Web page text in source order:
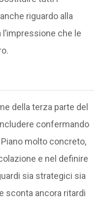
riguardo alla
che le
della terza parte del
confermando
molto concreto,
e nel definire
sia strategici sia
sconta ancora ritardi